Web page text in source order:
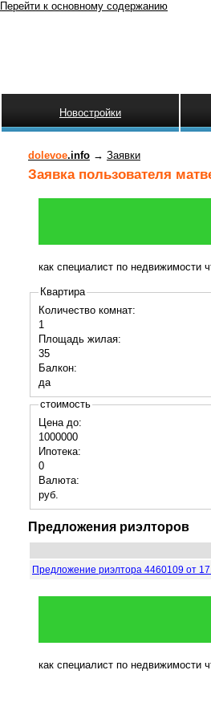
Перейти к основному содержанию
Новостройки
dolevoe.info → Заявки
Заявка пользователя
как специалист по недвижимости
Квартира
Количество комнат:
1
Площадь жилая:
35
Балкон:
да
стоимость
Цена до:
1000000
Ипотека:
0
Валюта:
руб.
Предложения риэлторов
Предложение риэлтора 4460109 от
как специалист по недвижимости